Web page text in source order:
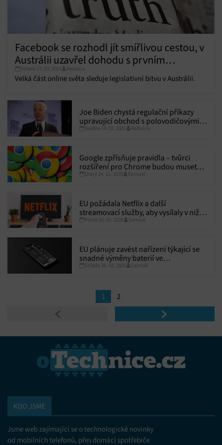
Facebook se rozhodl jít smířlivou cestou, v
Austrálii uzavřel dohodu s prvním
mediálním domem
Středa 17. 03. 2021 Redakce
Velká část online světa sleduje legislativní bitvu v Austrálii.
Joe Biden chystá regulační příkazy
upravující obchod s polovodičovými
čipyNeděle 14. 02. 2021 Redakce
Google zpřísňuje pravidla – tvůrci
rozšíření pro Chrome budou muset
doložit, jak využívají uživatelská data
Úterý 24. 11. 2020 Samuel
EU požádala Netflix a další
streamovací služby, aby vysílaly v nižší
kvalitě, důvodem je přetížení
Pátek 20. 03. 2020 Samuel
EU plánuje zavést nařízení týkající se
snadné výměny baterií ve
smartphonech, pokusí se tak
Středa 26. 02. 2020 Samuel
1 2
KDO JSME
Jsme web zajímající se o technologické novinky
od mobilních telefonů, přes domácí spotřebiče